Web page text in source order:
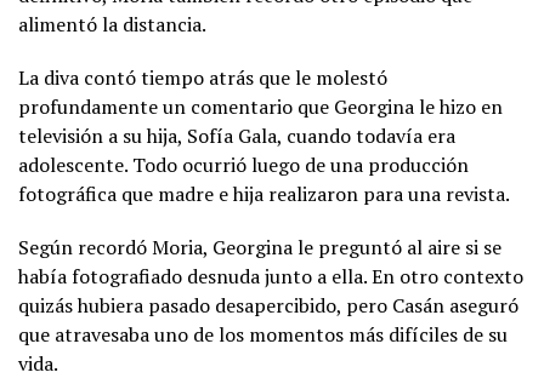
alimentó la distancia.
La diva contó tiempo atrás que le molestó
profundamente un comentario que Georgina le hizo en
televisión a su hija, Sofía Gala, cuando todavía era
adolescente. Todo ocurrió luego de una producción
fotográfica que madre e hija realizaron para una revista.
Según recordó Moria, Georgina le preguntó al aire si se
había fotografiado desnuda junto a ella. En otro contexto
quizás hubiera pasado desapercibido, pero Casán aseguró
que atravesaba uno de los momentos más difíciles de su
vida.